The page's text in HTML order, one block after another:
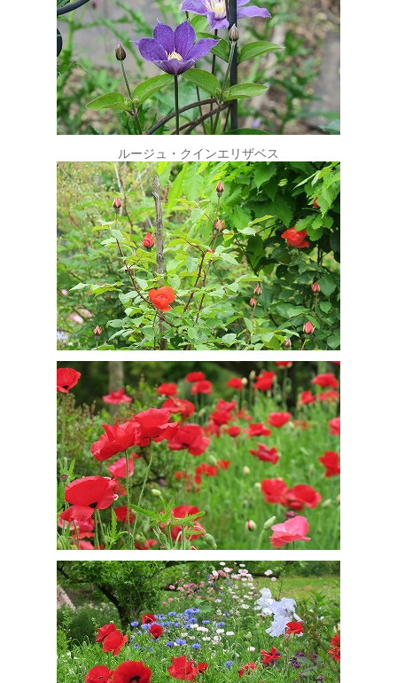
ルージュ・クインエリザベス